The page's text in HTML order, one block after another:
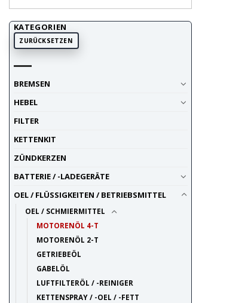
KATEGORIEN
ZURÜCKSETZEN
BREMSEN
HEBEL
FILTER
KETTENKIT
ZÜNDKERZEN
BATTERIE / -LADEGERÄTE
OEL / FLÜSSIGKEITEN / BETRIEBSMITTEL
OEL / SCHMIERMITTEL
MOTORENÖL 4-T
MOTORENÖL 2-T
GETRIEBEÖL
GABELÖL
LUFTFILTERÖL / -REINIGER
KETTENSPRAY / -OEL / -FETT